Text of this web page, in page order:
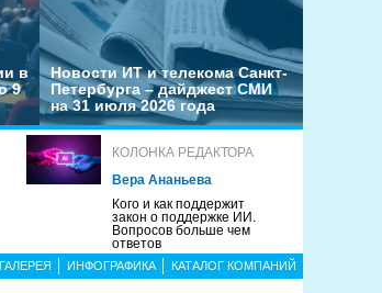
в
9
Новости ИТ и телекома Санкт-
Петербурга – дайджест СМИ
на 31 июля 2026 года
КОЛОНКА РЕДАКТОРА
Вера Ананьева
Кого и как поддержит
закон о поддержке ИИ.
Вопросов больше чем
ответов
ИНФОГРАФИКА КАТАЛОГ КОМПАНИЙ